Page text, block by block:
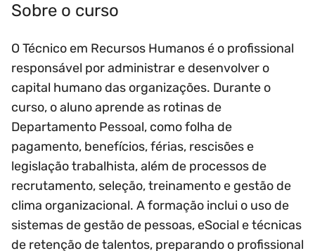
Sobre o curso
O Técnico em Recursos Humanos é o profissional
responsável por administrar e desenvolver o
capital humano das organizações. Durante o
curso, o aluno aprende as rotinas de
Departamento Pessoal, como folha de
pagamento, benefícios, férias, rescisões e
legislação trabalhista, além de processos de
recrutamento, seleção, treinamento e gestão de
clima organizacional. A formação inclui o uso de
sistemas de gestão de pessoas, eSocial e técnicas
de retenção de talentos, preparando o profissional